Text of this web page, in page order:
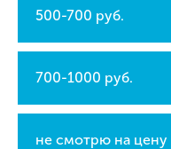
500-700 руб.
700-1000 руб.
не смотрю на цену